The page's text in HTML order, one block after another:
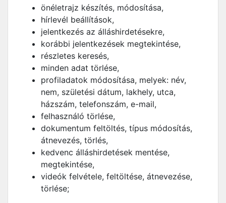
önéletrajz készítés, módosítása,
hírlevél beállítások,
jelentkezés az álláshirdetésekre,
korábbi jelentkezések megtekintése,
részletes keresés,
minden adat törlése,
profiladatok módosítása, melyek: név,
nem, születési dátum, lakhely, utca,
házszám, telefonszám, e-mail,
felhasználó törlése,
dokumentum feltöltés, típus módosítás,
átnevezés, törlés,
kedvenc álláshirdetések mentése,
megtekintése,
videók felvétele, feltöltése, átnevezése,
törlése;